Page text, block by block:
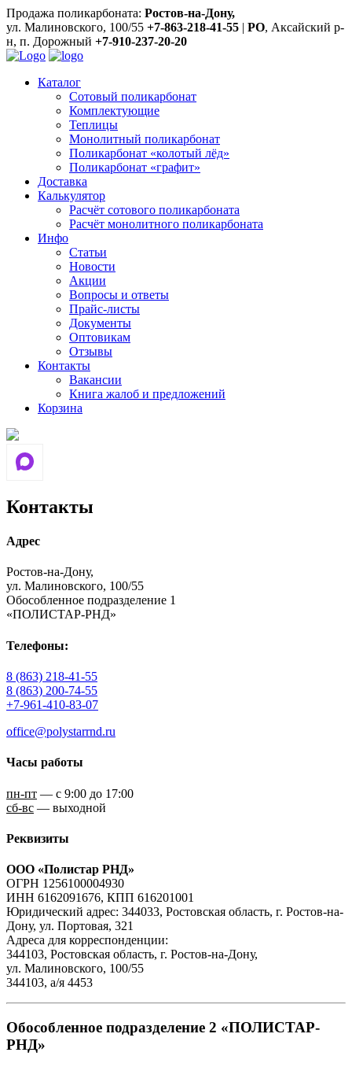
Продажа поликарбоната: Ростов-на-Дону,
ул. Малиновского, 100/55 +7-863-218-41-55 | РО, Аксайский р-
н, п. Дорожный +7-910-237-20-20
Каталог
Сотовый поликарбонат
Комплектующие
Теплицы
Монолитный поликарбонат
Поликарбонат «колотый лёд»
Поликарбонат «графит»
Доставка
Калькулятор
Расчёт сотового поликарбоната
Расчёт монолитного поликарбоната
Инфо
Статьи
Новости
Акции
Вопросы и ответы
Прайс-листы
Документы
Оптовикам
Отзывы
Контакты
Вакансии
Книга жалоб и предложений
Корзина
Контакты
Адрес
Ростов-на-Дону,
ул. Малиновского, 100/55
Обособленное подразделение 1
«ПОЛИСТАР-РНД»
Телефоны:
8 (863) 218-41-55
8 (863) 200-74-55
+7-961-410-83-07
office@polystarrnd.ru
Часы работы
пн-пт — с 9:00 до 17:00
сб-вс — выходной
Реквизиты
ООО «Полистар РНД»
ОГРН 1256100004930
ИНН 6162091676, КПП 616201001
Юридический адрес: 344033, Ростовская область, г. Ростов-на-
Дону, ул. Портовая, 321
Адреса для корреспонденции:
344103, Ростовская область, г. Ростов-на-Дону,
ул. Малиновского, 100/55
344103, а/я 4453
Обособленное подразделение 2 «ПОЛИСТАР-
РНД»